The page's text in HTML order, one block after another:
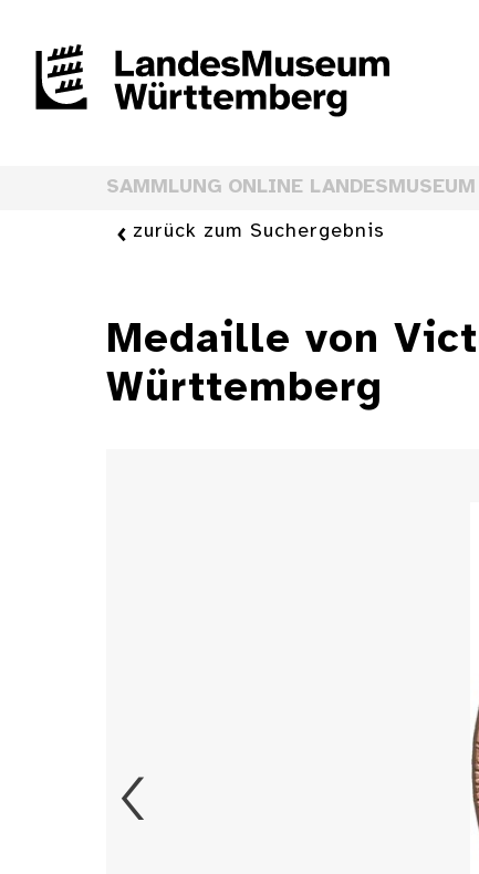
SAMMLUNG ONLINE
zurück zum Suchergebnis
Medaille von
Württemberg